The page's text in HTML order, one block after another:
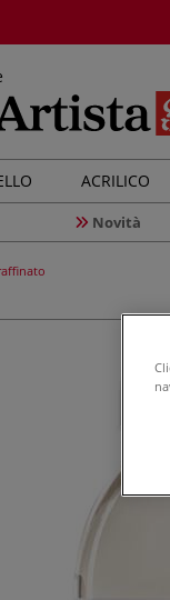
ACRILICO
Novità